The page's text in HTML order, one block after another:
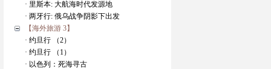
· 里斯本: 大航海时代发源地
· 两牙行: 俄乌战争阴影下出发
【海外旅游 3】
· 约旦行 （2）
· 约旦行 （1）
· 以色列：死海寻古